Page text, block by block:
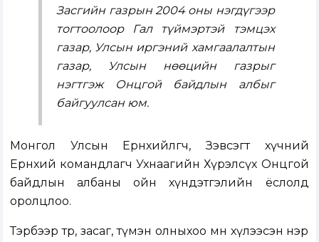
Засгийн газрын 2004 оны нэгдүгээр
тогтоолоор Гал түймэртэй тэмцэх
газар, Улсын иргэний хамгаалалтын
газар, Улсын нөөцийн газрыг
нэгтгэж Онцгой байдлын албыг
байгуулсан юм.
Монгол Улсын Ерөнхийлөгч, Зэвсэгт хүчний
Ерөнхий командлагч Ухнаагийн Хүрэлсүх Онцгой
байдлын албаны ойн хүндэтгэлийн ёслолд
оролцлоо.
Тэрбээр төр, засаг, түмэн олныхоо өмнө хүлээсэн нэр